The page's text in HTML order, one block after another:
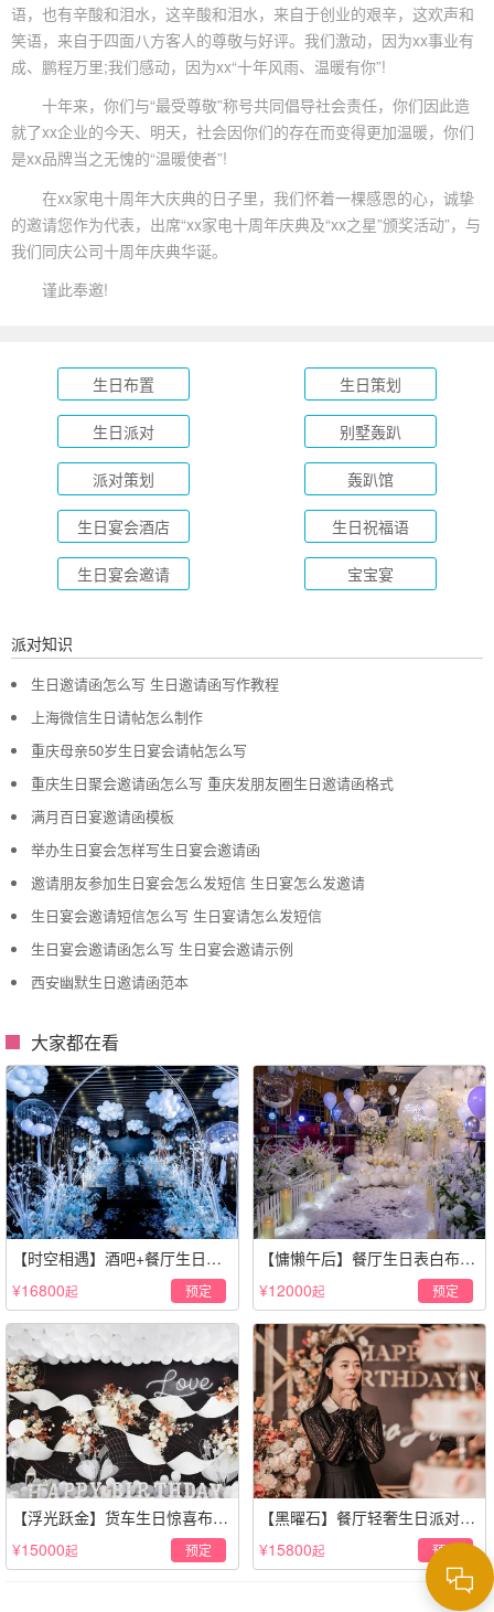
语，也有辛酸和泪水，这辛酸和泪水，来自于创业的艰辛，这欢声和
笑语，来自于四面八方客人的尊敬与好评。我们激动，因为xx事业有
成、鹏程万里;我们感动，因为xx“十年风雨、温暖有你”!
十年来，你们与“最受尊敬”称号共同倡导社会责任，你们因此造
就了xx企业的今天、明天，社会因你们的存在而变得更加温暖，你们
是xx品牌当之无愧的“温暖使者”!
在xx家电十周年大庆典的日子里，我们怀着一棵感恩的心，诚挚
的邀请您作为代表，出席“xx家电十周年庆典及“xx之星”颁奖活动”，与
我们同庆公司十周年庆典华诞。
谨此奉邀!
生日布置 生日策划
生日派对 别墅轰趴
派对策划 轰趴馆
生日宴会酒店 生日祝福语
生日宴会邀请 宝宝宴
派对知识
生日邀请函怎么写 生日邀请函写作教程
上海微信生日请帖怎么制作
重庆母亲50岁生日宴会请帖怎么写
重庆生日聚会邀请函怎么写 重庆发朋友圈生日邀请函格式
满月百日宴邀请函模板
举办生日宴会怎样写生日宴会邀请函
邀请朋友参加生日宴会怎么发短信 生日宴怎么发邀请
生日宴会邀请短信怎么写 生日宴请怎么发短信
生日宴会邀请函怎么写 生日宴会邀请示例
西安幽默生日邀请函范本
大家都在看
【时空相遇】酒吧+餐厅生日惊
喜策划·高级感蓝色系
¥16800起 预定
【慵懒午后】餐厅生日表白布置
场景·轻奢白色系
¥12000起 预定
【浮光跃金】货车生日惊喜布置
·经典白色系
¥15000起 预定
【黑曜石】餐厅轻奢生日派对策
划·黑金风格
¥15800起 预定